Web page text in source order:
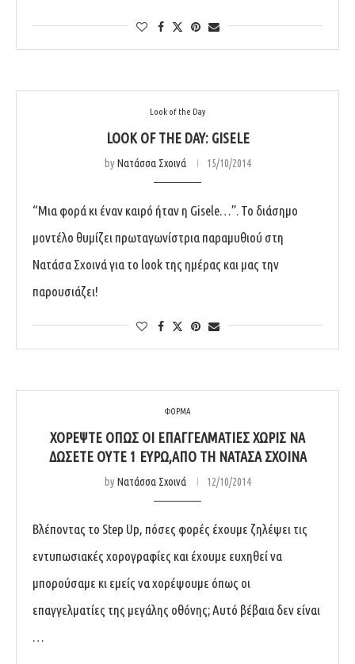
Look of the Day
LOOK OF THE DAY: GISELE
byΝατάσσα Σχοινά 15/10/2014
“Μια φορά κι έναν καιρό ήταν η Gisele…”. Το διάσημο
μοντέλο θυμίζει πρωταγωνίστρια παραμυθιού στη
Νατάσα Σχοινά για το look της ημέρας και μας την
παρουσιάζει!
ΦΟΡΜΑ
ΧΟΡΈΨΤΕ ΌΠΩΣ ΟΙ ΕΠΑΓΓΕΛΜΑΤΊΕΣ ΧΩΡΊΣ ΝΑ
ΔΏΣΕΤΕ ΟΎΤΕ 1 ΕΥΡΏ,ΑΠΌ ΤΗ ΝΑΤΆΣΑ ΣΧΟΙΝΆ
byΝατάσσα Σχοινά 12/10/2014
Βλέποντας το Step Up, πόσες φορές έχουμε ζηλέψει τις
εντυπωσιακές χορογραφίες και έχουμε ευχηθεί να
μπορούσαμε κι εμείς να χορέψουμε όπως οι
επαγγελματίες της μεγάλης οθόνης; Αυτό βέβαια δεν είναι
…